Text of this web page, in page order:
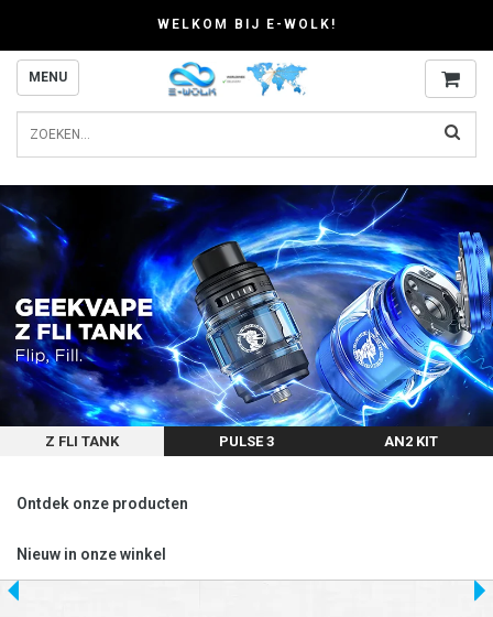
WELKOM BIJ E-WOLK!
MENU
Z FLI TANK PULSE 3 AN2 KIT
Ontdek onze producten
Nieuw in onze winkel